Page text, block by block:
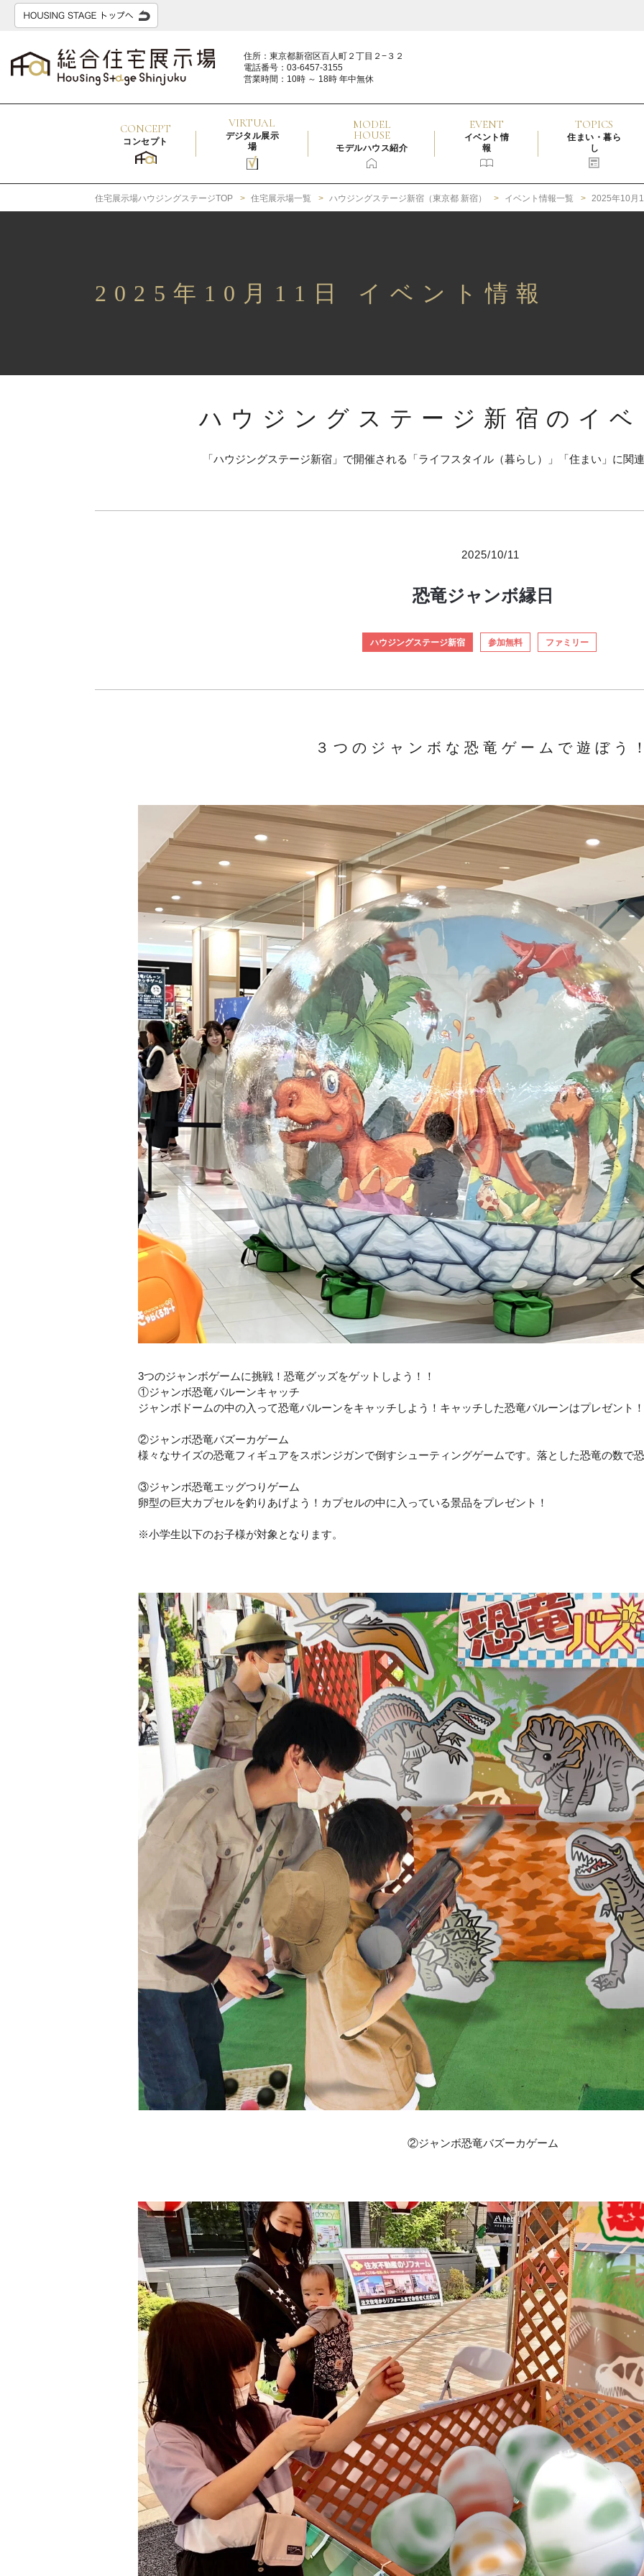
住所：東京都新宿区百人町２丁目２−３２
電話番号：03-6457-3155
営業時間：10時 ～ 18時 年中無休
CONCEPT
コンセプト
VIRTUAL
デジタル展示
場
MODEL
HOUSE
モデルハウス紹介
EVENT
イベント情
報
TOPICS
住まい・暮ら
し
住宅展示場ハウジングステージTOP 住宅展示場一覧 ハウジングステージ新宿（東京都 新宿） イベント情報一覧 2025年10月
2025年10月11日 イベント情報
ハウジングステージ新宿のイ
「ハウジングステージ新宿」で開催される「ライフスタイル（暮らし）」「住まい」に関
2025/10/11
恐竜ジャンボ縁日
ハウジングステージ新宿 参加無料 ファミリー
３つのジャンボな恐竜ゲームで遊ぼう
3つのジャンボゲームに挑戦！恐竜グッズをゲットしよう！！
①ジャンボ恐竜バルーンキャッチ
ジャンボドームの中の入って恐竜バルーンをキャッチしよう！キャッチした恐竜バルーンはプレゼント！
②ジャンボ恐竜バズーカゲーム
様々なサイズの恐竜フィギュアをスポンジガンで倒すシューティングゲームです。落とした恐竜の数で
③ジャンボ恐竜エッグつりゲーム
卵型の巨大カプセルを釣りあげよう！カプセルの中に入っている景品をプレゼント！
※小学生以下のお子様が対象となります。
②ジャンボ恐竜バズーカゲーム